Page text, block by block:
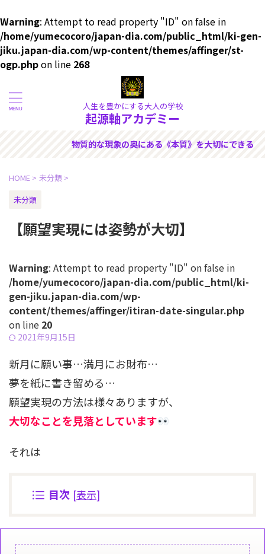
Warning: Attempt to read property "ID" on false in
/home/yumecocoro/japan-dia.com/public_html/ki-gen-
jiku.japan-dia.com/wp-content/themes/affinger/st-
ogp.phpon line 268
人生を豊かにする大人の学校
起源軸アカデミー
切にできる人のためのサイト
HOME > 未分類 >
未分類
【願望実現には姿勢が大切】
Warning: Attempt to read property "ID" on false in
/home/yumecocoro/japan-dia.com/public_html/ki-
gen-jiku.japan-dia.com/wp-
content/themes/affinger/itiran-date-singular.php
on line 20
2021年9月15日
新月に願い事…満月にお財布…
夢を紙に書き留める…
願望実現の方法は様々ありますが、
大切なことを見落としています
それは
目次 [表示]